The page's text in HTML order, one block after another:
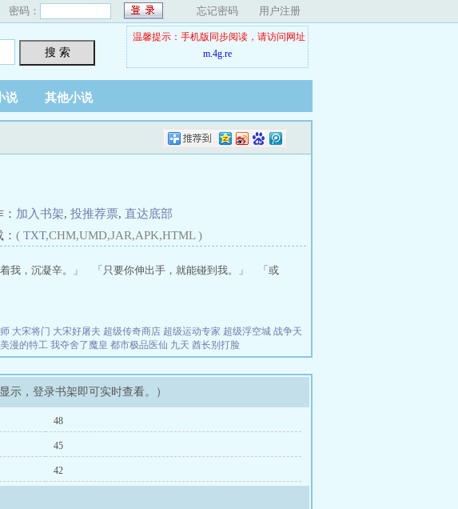
密码： 忘记密码 用户注册
搜 索
温馨提示：手机版同步阅读，请访问网址
m.4g.re
说 其他小说
加入书架, 投推荐票, 直达底部
( TXT,CHM,UMD,JAR,APK,HTML )
，沉凝辛。」 「只要你伸出手，就能碰到我。」 「或
大宋将门 大宋好屠夫 超级传奇商店 超级运动专家 超级浮空城 战争天
漫的特工 我夺舍了魔皇 都市极品医仙 九天 酋长别打脸
示，登录书架即可实时查看。）
48
45
42